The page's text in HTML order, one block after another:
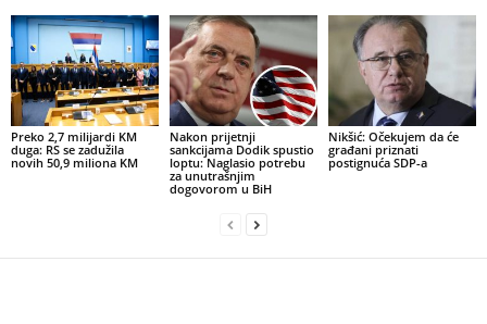
Preko 2,7 milijardi KM
duga: RS se zadužila
novih 50,9 miliona KM
Nakon prijetnji
sankcijama Dodik spustio
loptu: Naglasio potrebu
za unutrašnjim
dogovorom u BiH
Nikšić: Očekujem da će
građani priznati
postignuća SDP-a